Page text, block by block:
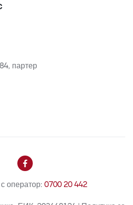
партер
оператор: 0700 20 442
